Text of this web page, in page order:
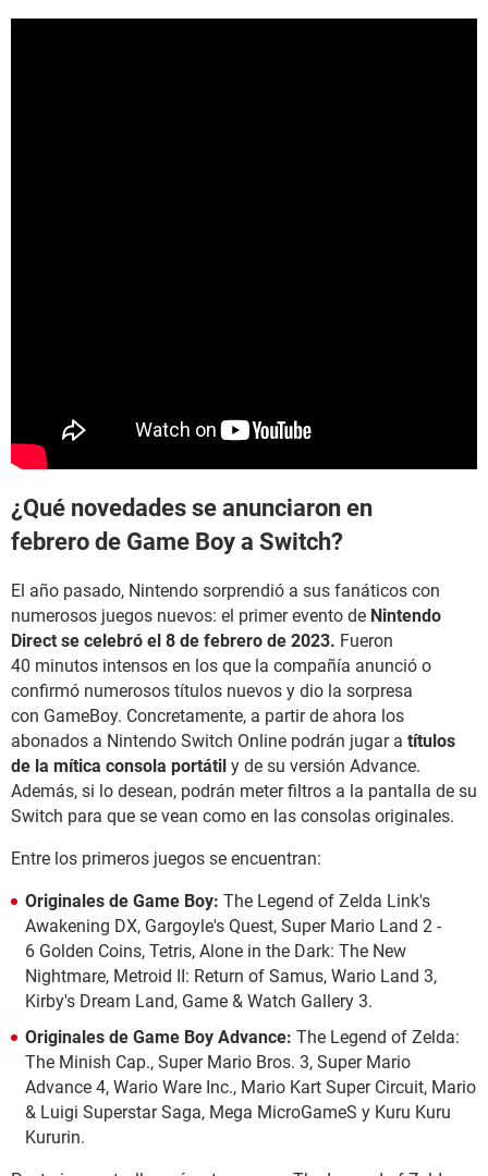
¿Qué novedades se anunciaron en
febrero de Game Boy a Switch?
El año pasado, Nintendo sorprendió a sus fanáticos con
numerosos juegos nuevos: el primer evento de Nintendo
Direct se celebró el 8 de febrero de 2023. Fueron
40 minutos intensos en los que la compañía anunció o
confirmó numerosos títulos nuevos y dio la sorpresa
con GameBoy. Concretamente, a partir de ahora los
abonados a Nintendo Switch Online podrán jugar a títulos
de la mítica consola portátil y de su versión Advance.
Además, si lo desean, podrán meter filtros a la pantalla de su
Switch para que se vean como en las consolas originales.
Entre los primeros juegos se encuentran:
Originales de Game Boy: The Legend of Zelda Link's
Awakening DX, Gargoyle's Quest, Super Mario Land 2 -
6 Golden Coins, Tetris, Alone in the Dark: The New
Nightmare, Metroid II: Return of Samus, Wario Land 3,
Kirby's Dream Land, Game & Watch Gallery 3.
Originales de Game Boy Advance: The Legend of Zelda:
The Minish Cap., Super Mario Bros. 3, Super Mario
Advance 4, Wario Ware Inc., Mario Kart Super Circuit, Mario
& Luigi Superstar Saga, Mega MicroGameS y Kuru Kuru
Kururin.